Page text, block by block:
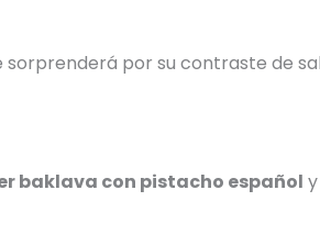
por su contraste de
baklava con pistacho español